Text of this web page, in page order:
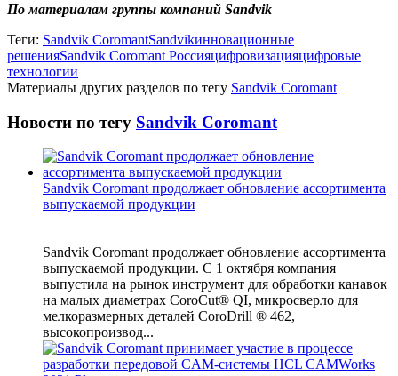
По материалам группы компаний Sandvik
Теги: Sandvik CoromantSandvikинновационные
решенияSandvik Coromant Россияцифровизацияцифровые
технологии
Материалы других разделов по тегу Sandvik Coromant
Новости по тегу Sandvik Coromant
Sandvik Coromant продолжает обновление ассортимента
выпускаемой продукции
Sandvik Coromant продолжает обновление ассортимента
выпускаемой продукции. С 1 октября компания
выпустила на рынок инструмент для обработки канавок
на малых диаметрах CoroCut® QI, микросверло для
мелкоразмерных деталей CoroDrill ® 462,
высокопроизвод...